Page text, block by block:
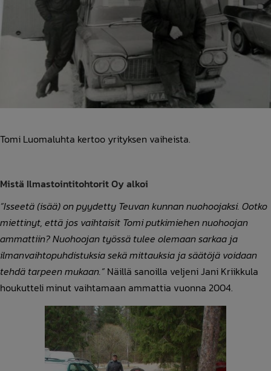
Tomi Luomaluhta kertoo yrityksen vaiheista.
Mistä Ilmastointitohtorit Oy alkoi
”Isseetä (isää) on pyydetty Teuvan kunnan nuohoojaksi. Ootko
miettinyt, että jos vaihtaisit Tomi putkimiehen nuohoojan
ammattiin? Nuohoojan työssä tulee olemaan sarkaa ja
ilmanvaihtopuhdistuksia sekä mittauksia ja säätöjä voidaan
tehdä tarpeen mukaan.” Näillä sanoilla veljeni Jani Kriikkula
houkutteli minut vaihtamaan ammattia vuonna 2004.